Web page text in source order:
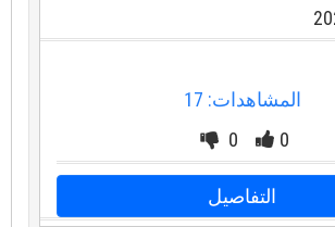
المشاهدات: 17
0
0
التفاصيل